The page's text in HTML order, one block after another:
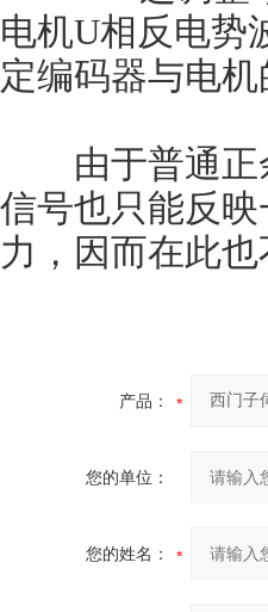
电机U相反电势
定编码器与电
由于普通正余
信号也只能反
力，因而在此
产品：
您的单位：
您的姓名：